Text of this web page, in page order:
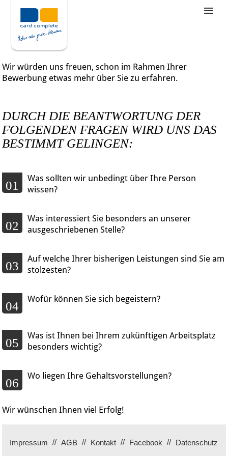
Stellenangebote
Unternehmensziele
Was wir bieten
Wir würden uns freuen, schon im Rahmen Ihrer
Bewerbung etwas mehr über Sie zu erfahren.
DURCH DIE BEANTWORTUNG DER
FOLGENDEN FRAGEN WIRD UNS DAS
BESTIMMT GELINGEN:
01
Was sollten wir unbedingt über Ihre Person
wissen?
02
Was interessiert Sie besonders an unserer
ausgeschriebenen Stelle?
03
Auf welche Ihrer bisherigen Leistungen sind Sie am
stolzesten?
04
Wofür können Sie sich begeistern?
05
Was ist Ihnen bei Ihrem zukünftigen Arbeitsplatz
besonders wichtig?
06
Wo liegen Ihre Gehaltsvorstellungen?
Wir wünschen Ihnen viel Erfolg!
Impressum AGB Kontakt Facebook Datenschutz